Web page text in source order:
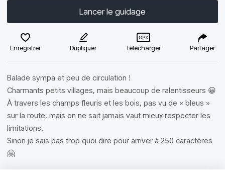
Lancer le guidage
Enregistrer Dupliquer Télécharger Partager
Balade sympa et peu de circulation !
Charmants petits villages, mais beaucoup de ralentisseurs 😀
À travers les champs fleuris et les bois, pas vu de « bleus »
sur la route, mais on ne sait jamais vaut mieux respecter les
limitations.
Sinon je sais pas trop quoi dire pour arriver à 250 caractères
🤗